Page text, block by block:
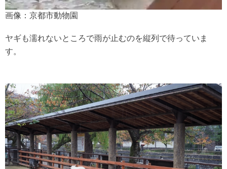
画像：京都市動物園
ヤギも濡れないところで雨が止むのを縦列で待っていま
す。